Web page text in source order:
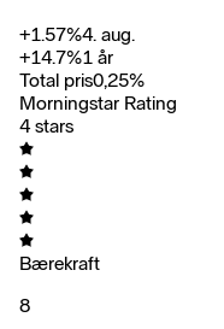
+1.57%4. aug.
+14.7%1 år
Total pris0,25%
Morningstar Rating
4 stars
Bærekraft
8